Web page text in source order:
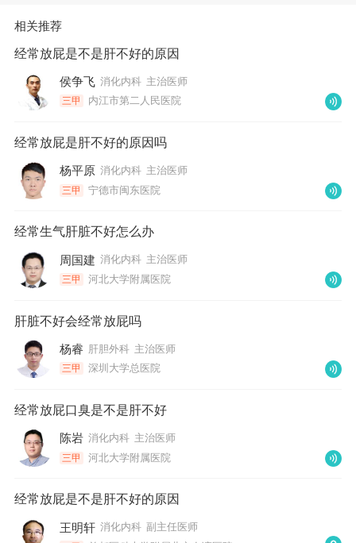
相关推荐
经常放屁是不是肝不好的原因
侯争飞 消化内科 主治医师
三甲 内江市第二人民医院
经常放屁是肝不好的原因吗
杨平原 消化内科 主治医师
三甲 宁德市闽东医院
经常生气肝脏不好怎么办
周国建 消化内科 主治医师
三甲 河北大学附属医院
肝脏不好会经常放屁吗
杨睿 肝胆外科 主治医师
三甲 深圳大学总医院
经常放屁口臭是不是肝不好
陈岩 消化内科 主治医师
三甲 河北大学附属医院
经常放屁是不是肝不好的原因
王明轩 消化内科 副主任医师